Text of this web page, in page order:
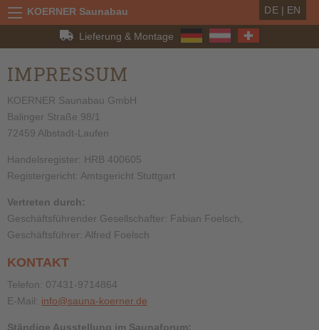
KOERNER Saunabau DE | EN
Lieferung & Montage
IMPRESSUM
KOERNER Saunabau GmbH
Balinger Straße 98/1
72459 Albstadt-Laufen
Handelsregister: HRB 400605
Registergericht: Amtsgericht Stuttgart
Vertreten durch:
Geschäftsführender Gesellschafter: Fabian Foelsch,
Geschäftsführer: Alfred Foelsch
KONTAKT
Telefon: 07431-9714864
E-Mail: info@sauna-koerner.de
Ständige Ausstellung im Saunaforum: